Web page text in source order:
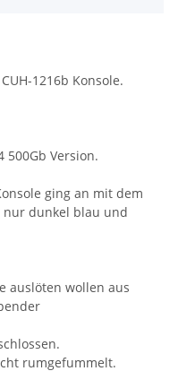
1216b Konsole.
500Gb Version.
ging an mit dem
nur dunkel blau und
auslöten wollen aus
rumgefummelt.